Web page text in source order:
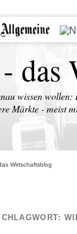
das
wissen
Märkte - meist
Wirtschaftsblog